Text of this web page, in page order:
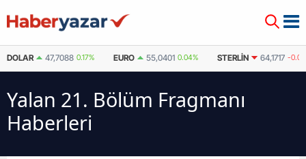
DOLAR 47,7088 0.17% EURO 55,0401 0.04% STERLIN 64,1717 -
Yalan 21. Bölüm Fragmanı
Haberleri